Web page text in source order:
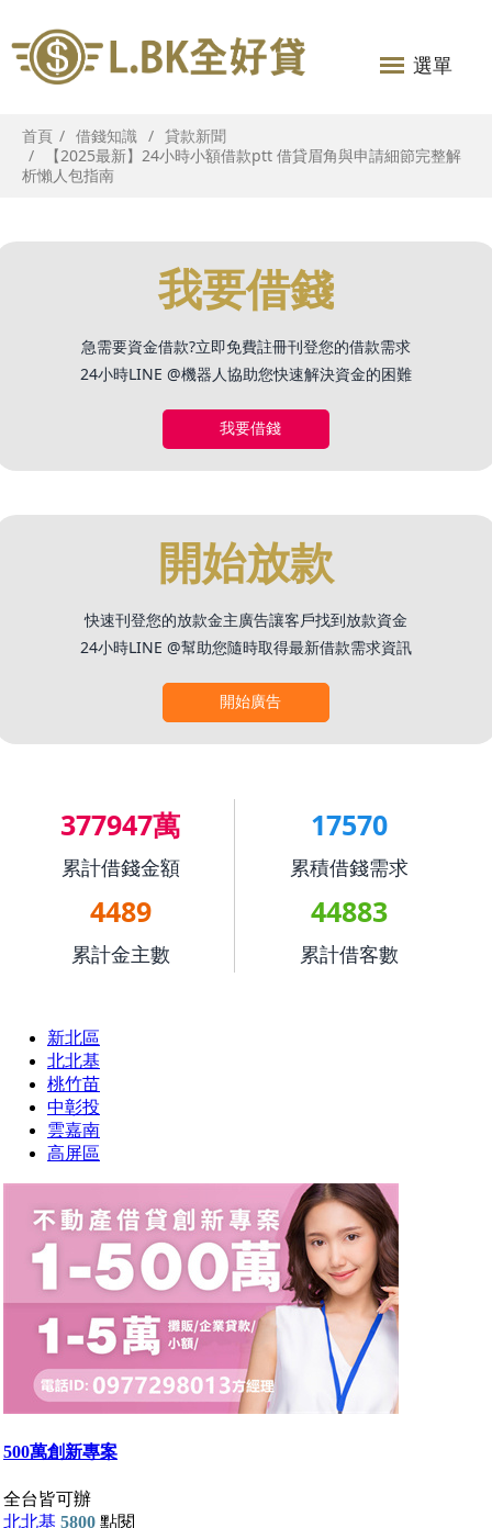
選單
首頁 借錢知識
貸款新聞
【2025最新】24小時小額借款ptt 借貸眉角與申請細節完整解
析懶人包指南
我要借錢
急需要資金借款?立即免費註冊刊登您的借款需求
24小時LINE @機器人協助您快速解決資金的困難
我要借錢
開始放款
快速刊登您的放款金主廣告讓客戶找到放款資金
24小時LINE @幫助您隨時取得最新借款需求資訊
開始廣告
377947萬
累計借錢金額
17570
累積借錢需求
4489
累計金主數
44883
累計借客數